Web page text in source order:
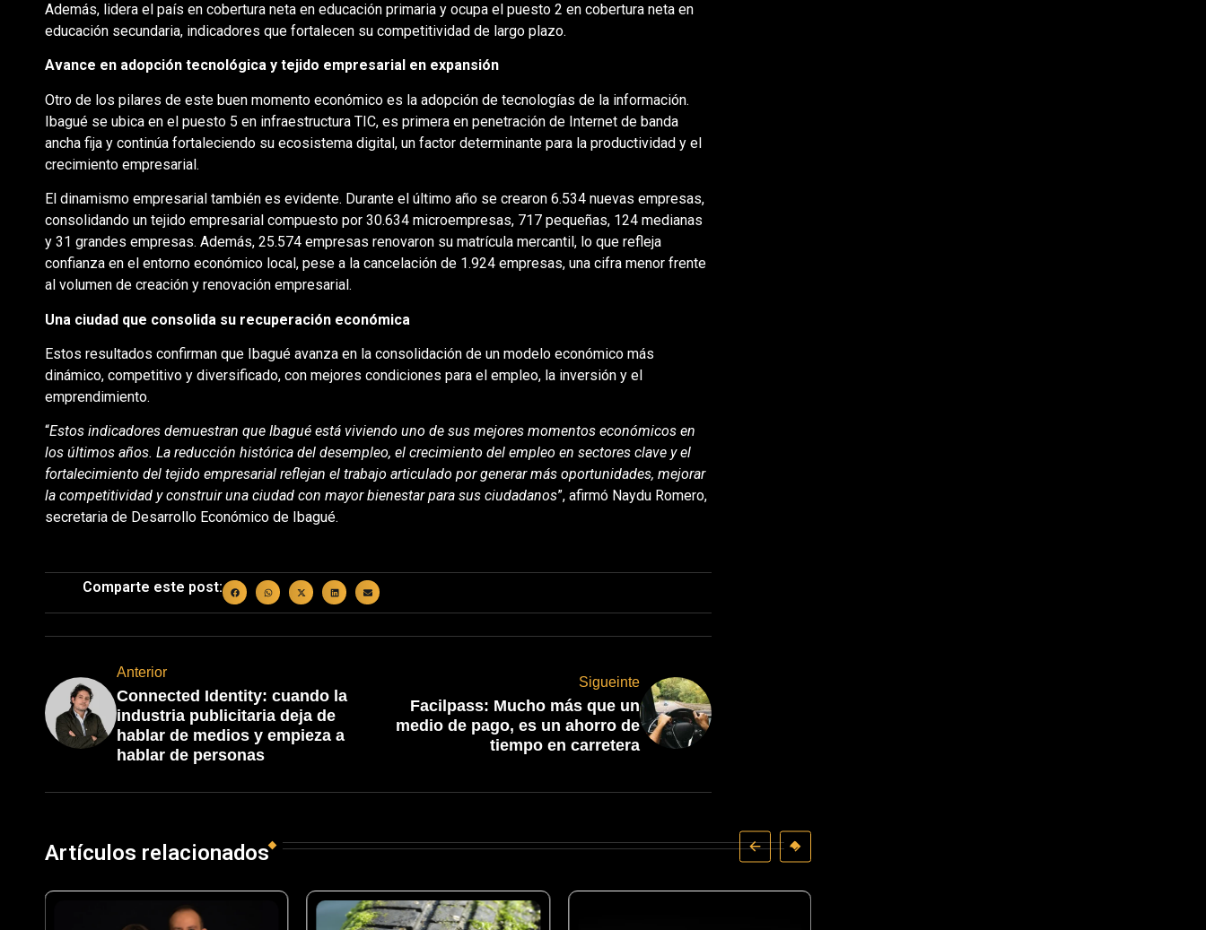
Además, lidera el país en cobertura neta en educación primaria y ocupa el puesto 2 en cobertura neta en
educación secundaria, indicadores que fortalecen su competitividad de largo plazo.
Avance en adopción tecnológica y tejido empresarial en expansión
Otro de los pilares de este buen momento económico es la adopción de tecnologías de la información.
Ibagué se ubica en el puesto 5 en infraestructura TIC, es primera en penetración de Internet de banda
ancha fija y continúa fortaleciendo su ecosistema digital, un factor determinante para la productividad y el
crecimiento empresarial.
El dinamismo empresarial también es evidente. Durante el último año se crearon 6.534 nuevas empresas,
consolidando un tejido empresarial compuesto por 30.634 microempresas, 717 pequeñas, 124 medianas
y 31 grandes empresas. Además, 25.574 empresas renovaron su matrícula mercantil, lo que refleja
confianza en el entorno económico local, pese a la cancelación de 1.924 empresas, una cifra menor frente
al volumen de creación y renovación empresarial.
Una ciudad que consolida su recuperación económica
Estos resultados confirman que Ibagué avanza en la consolidación de un modelo económico más
dinámico, competitivo y diversificado, con mejores condiciones para el empleo, la inversión y el
emprendimiento.
“Estos indicadores demuestran que Ibagué está viviendo uno de sus mejores momentos económicos en
los últimos años. La reducción histórica del desempleo, el crecimiento del empleo en sectores clave y el
fortalecimiento del tejido empresarial reflejan el trabajo articulado por generar más oportunidades, mejorar
la competitividad y construir una ciudad con mayor bienestar para sus ciudadanos”, afirmó Naydu Romero,
secretaria de Desarrollo Económico de Ibagué.
Comparte este post:
Anterior
Connected Identity: cuando la
industria publicitaria deja de
hablar de medios y empieza a
hablar de personas
Sigueinte
Facilpass: Mucho más que un
medio de pago, es un ahorro de
tiempo en carretera
Artículos relacionados